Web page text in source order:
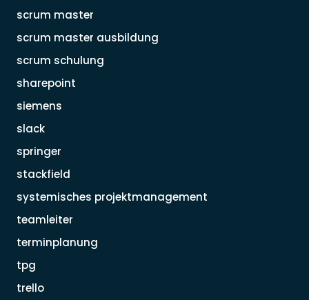
scrum master
scrum master ausbildung
scrum schulung
sharepoint
siemens
slack
springer
stackfield
systemisches projektmanagement
teamleiter
terminplanung
tpg
trello